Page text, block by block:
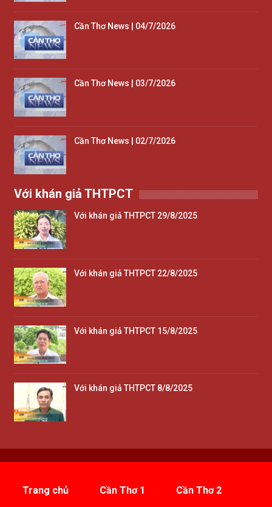
Cần Thơ News | 04/7/2026
Cần Thơ News | 03/7/2026
Cần Thơ News | 02/7/2026
Với khán giả THTPCT
Với khán giả THTPCT 29/8/2025
Với khán giả THTPCT 22/8/2025
Với khán giả THTPCT 15/8/2025
Với khán giả THTPCT 8/8/2025
Trang chủ Cần Thơ 1 Cần Thơ 2